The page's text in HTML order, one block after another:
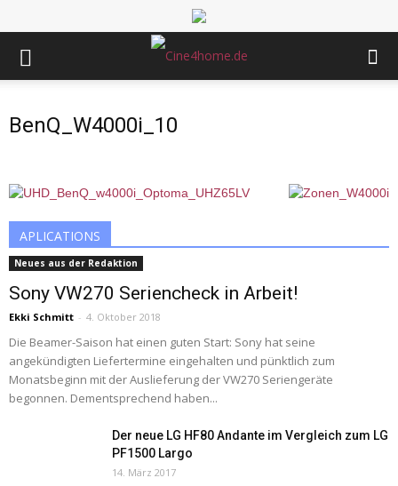
BenQ_W4000i_10
APLICATIONS
Neues aus der Redaktion
Sony VW270 Seriencheck in Arbeit!
Ekki Schmitt - 4. Oktober 2018
Die Beamer-Saison hat einen guten Start: Sony hat seine
angekündigten Liefertermine eingehalten und pünktlich zum
Monatsbeginn mit der Auslieferung der VW270 Seriengeräte
begonnen. Dementsprechend haben...
Der neue LG HF80 Andante im Vergleich zum LG
PF1500 Largo
14. März 2017